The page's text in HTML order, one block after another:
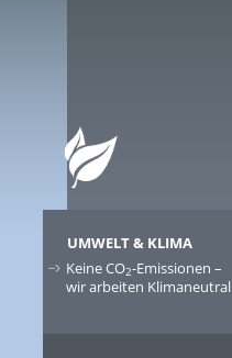
UMWELT & KLIMA
Keine CO2-Emissionen –
wir arbeiten Klimaneutral